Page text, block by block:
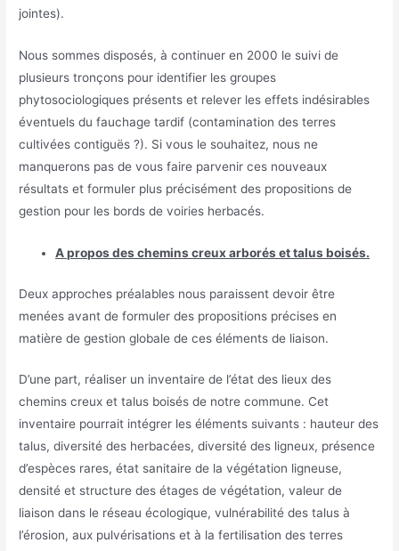
jointes).
Nous sommes disposés, à continuer en 2000 le suivi de
plusieurs tronçons pour identifier les groupes
phytosociologiques présents et relever les effets indésirables
éventuels du fauchage tardif (contamination des terres
cultivées contiguës ?). Si vous le souhaitez, nous ne
manquerons pas de vous faire parvenir ces nouveaux
résultats et formuler plus précisément des propositions de
gestion pour les bords de voiries herbacés.
A propos des chemins creux arborés et talus boisés.
Deux approches préalables nous paraissent devoir être
menées avant de formuler des propositions précises en
matière de gestion globale de ces éléments de liaison.
D’une part, réaliser un inventaire de l’état des lieux des
chemins creux et talus boisés de notre commune. Cet
inventaire pourrait intégrer les éléments suivants : hauteur des
talus, diversité des herbacées, diversité des ligneux, présence
d’espèces rares, état sanitaire de la végétation ligneuse,
densité et structure des étages de végétation, valeur de
liaison dans le réseau écologique, vulnérabilité des talus à
l’érosion, aux pulvérisations et à la fertilisation des terres